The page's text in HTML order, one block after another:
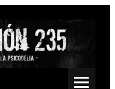
Fuzz, Space, Drone